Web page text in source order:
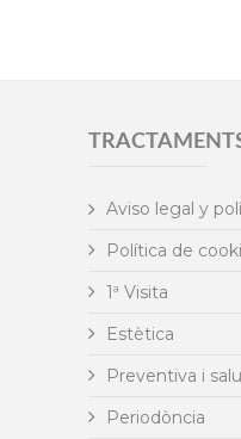
Aviso legal y
Política de
1ª Visita
Estètica
Preventiva i
Periodòncia